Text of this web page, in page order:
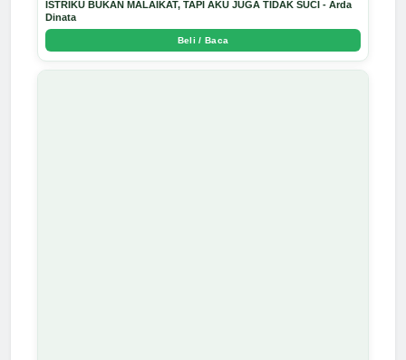
ISTRIKU BUKAN MALAIKAT, TAPI AKU JUGA TIDAK SUCI - Arda
Dinata
Beli / Baca